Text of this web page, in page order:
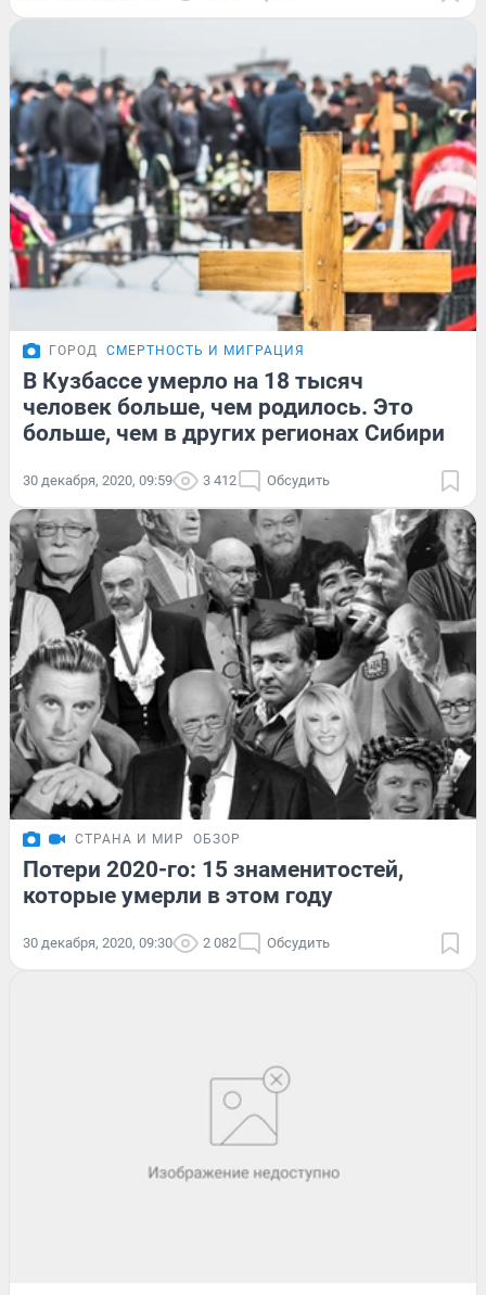
ГОРОД СМЕРТНОСТЬ И МИГРАЦИЯ
В Кузбассе умерло на 18 тысяч
человек больше, чем родилось. Это
больше, чем в других регионах Сибири
30 декабря, 2020, 09:59 3 412 Обсудить
СТРАНА И МИР ОБЗОР
Потери 2020-го: 15 знаменитостей,
которые умерли в этом году
30 декабря, 2020, 09:30 2 082 Обсудить